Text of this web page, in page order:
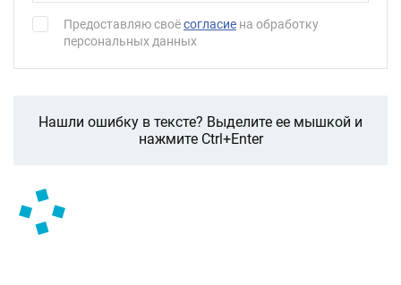
Предоставляю своёсогласие на обработку
персональных данных
Нашли ошибку в тексте? Выделите ее мышкой и
нажмите Ctrl+Enter